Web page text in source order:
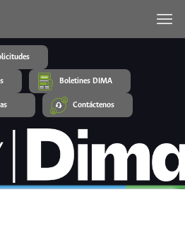
Boletines DIMA
Contáctenos